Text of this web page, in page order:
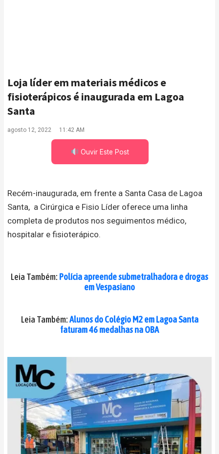
Loja líder em materiais médicos e
fisioterápicos é inaugurada em Lagoa
Santa
agosto 12, 2022 11:42 AM
Ouvir Este Post
Recém-inaugurada, em frente a Santa Casa de Lagoa
Santa, a Cirúrgica e Fisio Líder oferece uma linha
completa de produtos nos seguimentos médico,
hospitalar e fisioterápico.
Leia Também: Polícia apreende submetralhadora e drogas
em Vespasiano
Leia Também:Alunos do Colégio M2 em Lagoa Santa
faturam 46 medalhas na OBA